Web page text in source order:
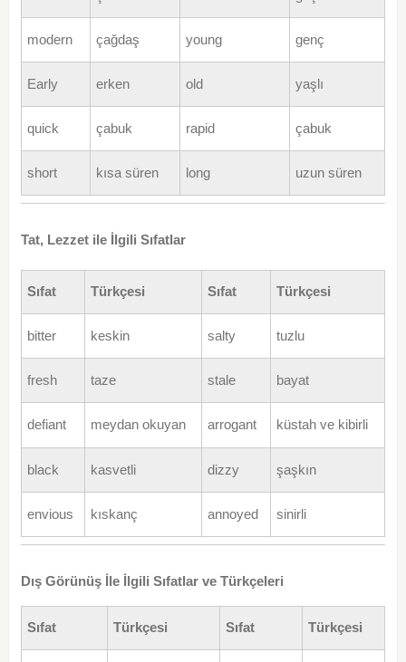
modern çağdaş young genç
Early erken old yaşlı
quick çabuk rapid çabuk
short kısa süren long uzun süren
Tat, Lezzet ile İlgili Sıfatlar
Sıfat Türkçesi Sıfat Türkçesi
bitter keskin salty tuzlu
fresh taze stale bayat
defiant meydan okuyan arrogant küstah ve kibirli
black kasvetli dizzy şaşkın
envious kıskanç annoyed sinirli
Dış Görünüş İle İlgili Sıfatlar ve Türkçeleri
Sıfat Türkçesi Sıfat Türkçesi